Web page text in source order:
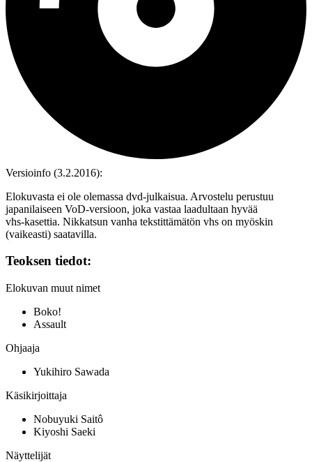
Versioinfo (3.2.2016):
Elokuvasta ei ole olemassa dvd‑julkaisua. Arvostelu perustuu
japanilaiseen VoD‑versioon, joka vastaa laadultaan hyvää
vhs‑kasettia. Nikkatsun vanha tekstittämätön vhs on myöskin
(vaikeasti) saatavilla.
Teoksen tiedot:
Elokuvan muut nimet
Boko!
Assault
Ohjaaja
Yukihiro Sawada
Käsikirjoittaja
Nobuyuki Saitô
Kiyoshi Saeki
Näyttelijät